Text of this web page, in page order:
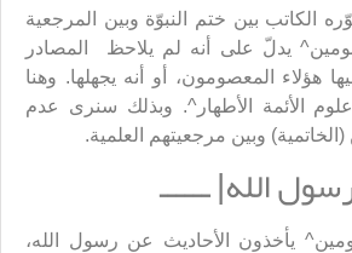
الكاتب بين ختم النبوّة وبين المرجعية
يدلّ على أنه لم يلاحظ المصادر
هؤلاء المعصومون، أو أنه يجهلها. وهنا
الأئمة الأطهار^. وبذلك سنرى عدم
وبين مرجعيتهم العلمية.
الله| ــــــ
يأخذون الأحاديث عن رسول الله،